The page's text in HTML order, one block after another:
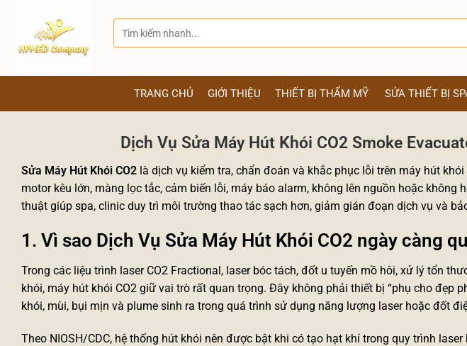
kiếm:
TRANG CHỦ GIỚI THIỆU THIẾT BỊ THẨM MỸ SỬA THIẾT BỊ
Dịch Vụ Sửa Máy Hút Khói CO2 Smoke
Sửa Máy Hút Khói CO2 là dịch vụ kiểm tra, chẩn đoán và khắc phục lỗi trên máy hút
motor kêu lớn, màng lọc tắc, cảm biến lỗi, máy báo alarm, không lên nguồn hoặc không
thuật giúp spa, clinic duy trì môi trường thao tác sạch hơn, giảm gián đoạn dịch vụ và
1. Vì sao Dịch Vụ Sửa Máy Hút Khói CO2 ngày càng
Trong các liệu trình laser CO2 Fractional, laser bóc tách, đốt u tuyến mồ hôi, xử lý tổn
khói, máy hút khói CO2 giữ vai trò rất quan trọng. Đây không phải thiết bị “phụ cho đẹp
khói, mùi, bụi mịn và plume sinh ra trong quá trình sử dụng năng lượng laser hoặc đốt
Theo NIOSH/CDC, hệ thống hút khói nên được bật khi có tạo hạt khí trong quy trình